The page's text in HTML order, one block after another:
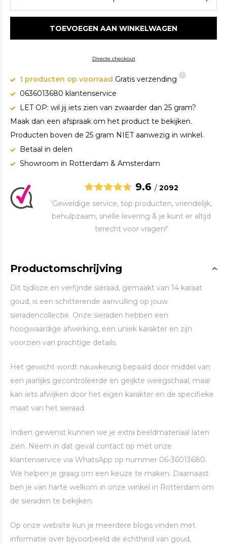
TOEVOEGEN AAN WINKELWAGEN
Directe checkout
1 producten op voorraad Gratis verzending
0636013680 klantenservice
LET OP: wil jij iets zien van zwaarder dan 25 gram?
Maak dan een afspraak om het product te bekijken.
Producten boven de 25 gram NIET aanwezig in winkel.
Betaal in delen
Showroom in Rotterdam & Amsterdam
9.6 / 2092
‘Geweldige service, top producten, vriendelijk,
behulpzaam, snelle levering & je kunt er altijd
terecht voor vragen!’
Productomschrijving
Dit tijdloze en verfijnde sieraad, gemaakt van 14 karaat
goud, is een schitterende aanvulling op jouw
sieradencollectie. Onze sieraden hebben een
hoogwaardige afwerking, een uniek karakter en zijn
voorzien van prachtige details.
Het gewicht wordt nauwkeurig bepaald door middel van
een jaarlijks gecontroleerde en geijkte weegschaal, maar
kan iets afwijken door het eigen karakter en de specifieke
maat van het sieraad.
Indien gewenst kunnen we je extra beeldmateriaal laten
zien. Neem in dat geval contact op met onze
klantenservice via WhatsApp op nummer 06-36013680.
We helpen je graag om een keuze te maken. Daarnaast
ben je van harte welkom in onze winkel in Rotterdam om
de sieraden te bekijken.
Op onze website kun je meerdere blogs vinden met
informatie over bijvoorbeeld de echtheid van goud,